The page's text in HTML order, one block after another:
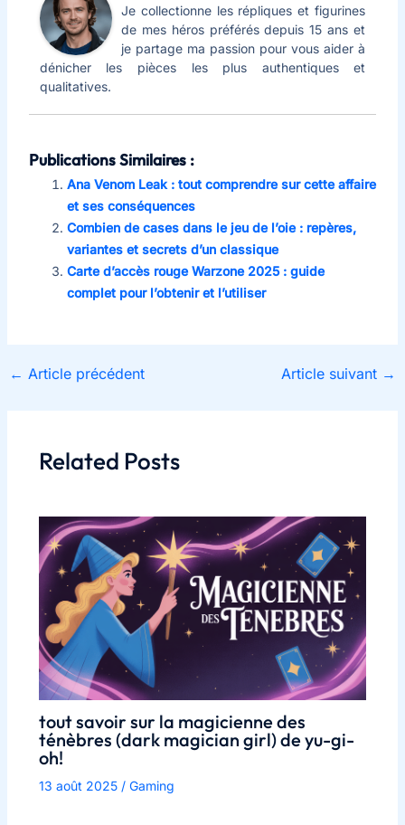
Je collectionne les répliques et figurines
de mes héros préférés depuis 15 ans et
je partage ma passion pour vous aider à
dénicher les pièces les plus authentiques et
qualitatives.
Publications Similaires :
Ana Venom Leak : tout comprendre sur cette affaire
et ses conséquences
Combien de cases dans le jeu de l’oie : repères,
variantes et secrets d’un classique
Carte d’accès rouge Warzone 2025 : guide
complet pour l’obtenir et l’utiliser
← Article précédent Article suivant →
Related Posts
tout savoir sur la magicienne des
ténèbres (dark magician girl) de yu-gi-
oh!
13 août 2025 / Gaming